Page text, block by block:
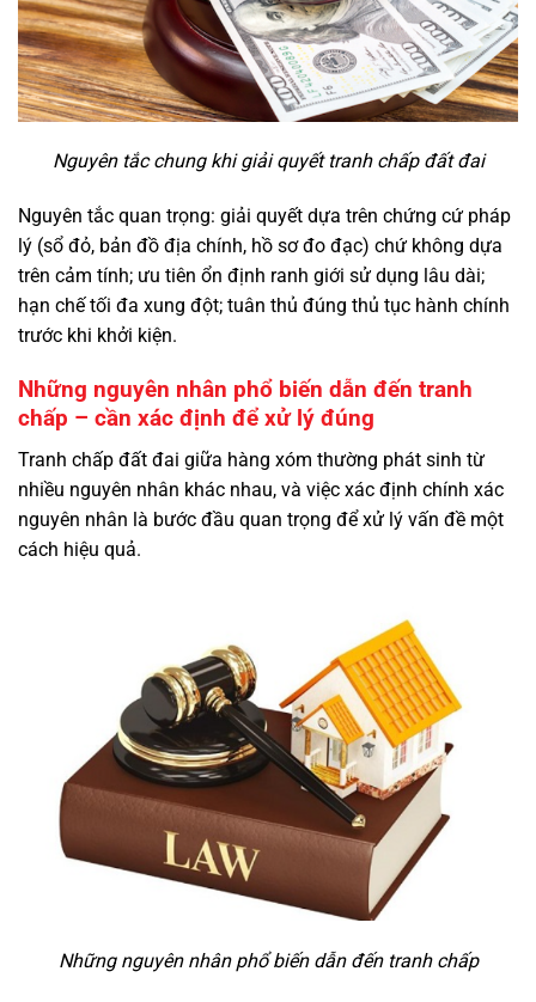
Nguyên tắc chung khi giải quyết tranh chấp đất đai
Nguyên tắc quan trọng: giải quyết dựa trên chứng cứ pháp
lý (sổ đỏ, bản đồ địa chính, hồ sơ đo đạc) chứ không dựa
trên cảm tính; ưu tiên ổn định ranh giới sử dụng lâu dài;
hạn chế tối đa xung đột; tuân thủ đúng thủ tục hành chính
trước khi khởi kiện.
Những nguyên nhân phổ biến dẫn đến tranh
chấp – cần xác định để xử lý đúng
Tranh chấp đất đai giữa hàng xóm thường phát sinh từ
nhiều nguyên nhân khác nhau, và việc xác định chính xác
nguyên nhân là bước đầu quan trọng để xử lý vấn đề một
cách hiệu quả.
Những nguyên nhân phổ biến dẫn đến tranh chấp